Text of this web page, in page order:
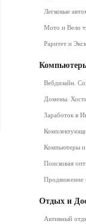
Легковые
Мото и Вело
Раритет и
Вебдизайн.
Домены.
Заработок в
Компьютеры
Поисковая
Продвижение
Отдых и
Активный